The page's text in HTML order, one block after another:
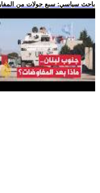
.. باحث سياسي: سبع جولات من